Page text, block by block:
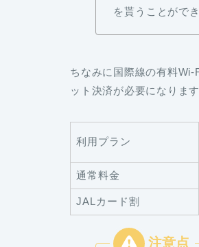
を貰うことがで
ちなみに国際線の有料
ット決済が必要になりま
利用プラン
通常料金
JALカード割